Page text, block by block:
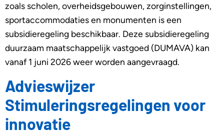
zoals scholen, overheidsgebouwen, zorginstellingen,
sportaccommodaties en monumenten is een
subsidieregeling beschikbaar. Deze subsidieregeling
duurzaam maatschappelijk vastgoed (DUMAVA) kan
vanaf 1 juni 2026 weer worden aangevraagd.
Advieswijzer
Stimuleringsregelingen voor
innovatie